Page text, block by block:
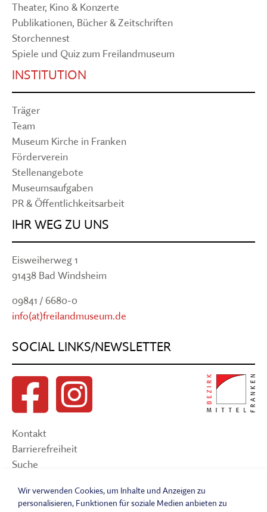
Theater, Kino & Konzerte
Publikationen, Bücher & Zeitschriften
Storchennest
Spiele und Quiz zum Freilandmuseum
INSTITUTION
Träger
Team
Museum Kirche in Franken
Förderverein
Stellenangebote
Museumsaufgaben
PR & Öffentlichkeitsarbeit
IHR WEG ZU UNS
Eisweiherweg 1
91438 Bad Windsheim
09841 / 6680-0
info(at)freilandmuseum.de
SOCIAL LINKS/NEWSLETTER
Kontakt
Barrierefreiheit
Suche
Impressum
Wir verwenden Cookies, um Inhalte und Anzeigen zu
personalisieren, Funktionen für soziale Medien anbieten zu